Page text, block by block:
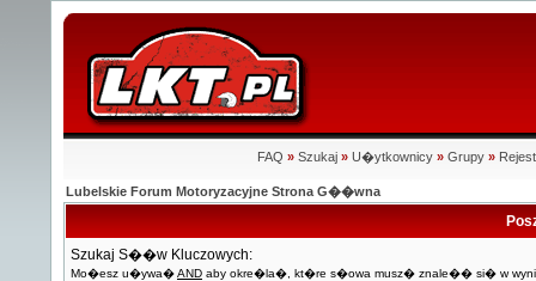
FAQ » Szukaj » U�ytkownicy » Grupy »
Lubelskie Forum Motoryzacyjne Strona G��wna
Szukaj S��w Kluczowych:
Mo�esz u�ywa�AND aby okre�la�, kt�re s�owa musz� znale�� si� w